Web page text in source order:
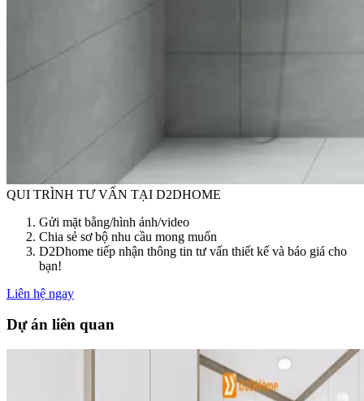
QUI TRÌNH TƯ VẤN TẠI D2DHOME
Gửi mặt bằng/hình ảnh/video
Chia sẻ sơ bộ nhu cầu mong muốn
D2Dhome tiếp nhận thông tin tư vấn thiết kế và báo giá cho
bạn!
Liên hệ ngay
Dự án liên quan